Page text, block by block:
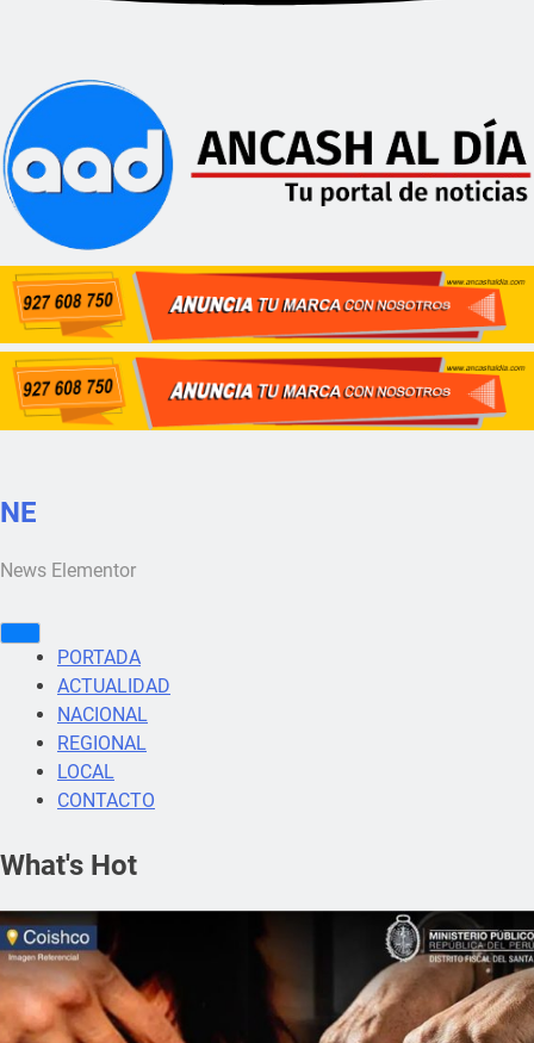
NE
News Elementor
PORTADA
ACTUALIDAD
NACIONAL
REGIONAL
LOCAL
CONTACTO
What's Hot